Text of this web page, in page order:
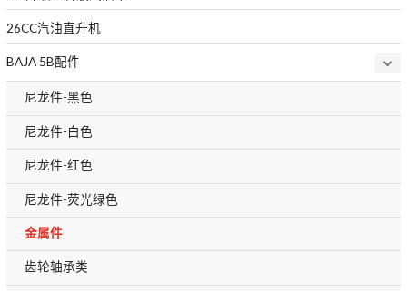
26CC汽油直升机
BAJA 5B配件
尼龙件-黑色
尼龙件-白色
尼龙件-红色
尼龙件-荧光绿色
金属件
齿轮轴承类